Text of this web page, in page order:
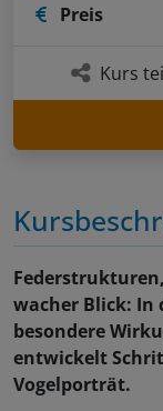
wacher Blick: In
besondere
entwickelt
Vogelporträt.
Preis
Kurs